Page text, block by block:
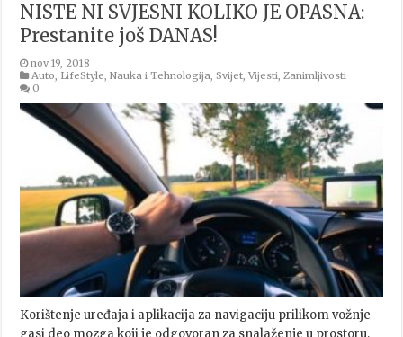
NISTE NI SVJESNI KOLIKO JE OPASNA:
Prestanite još DANAS!
nov 19, 2018
Auto, LifeStyle,Nauka i Tehnologija,Svijet,Vijesti,Zanimljivosti
0
Korištenje uređaja i aplikacija za navigaciju prilikom vožnje
gasi deo mozga koji je odgovoran za snalaženje u prostoru,